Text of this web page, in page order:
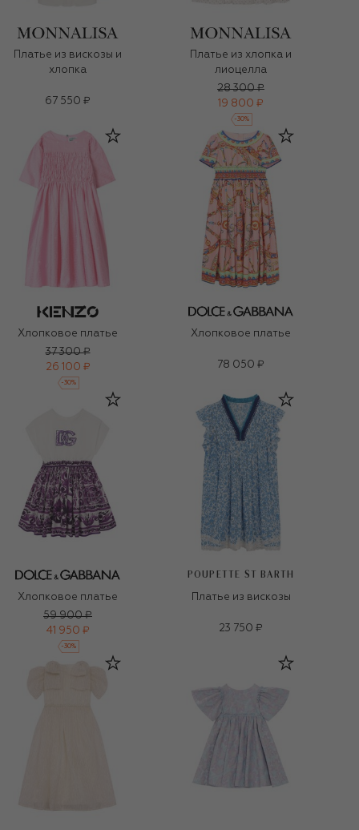
Платье из вискозы и
хлопка
67 550 ₽
Платье из хлопка и
лиоцелла
28 300 ₽
19 800 ₽
-30%
Хлопковое платье
37 300 ₽
26 100 ₽
-30%
Хлопковое платье
78 050 ₽
Хлопковое платье
59 900 ₽
41 950 ₽
-30%
POUPETTE ST BARTH
Платье из вискозы
23 750 ₽